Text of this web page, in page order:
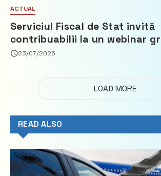
ACTUAL
Serviciul Fiscal de Stat invită
contribuabilii la un webinar
privind calculul impozitului pe
23/07/2026
LOAD MORE
READ ALSO